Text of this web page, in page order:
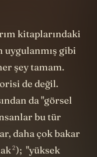
kitaplarındaki
gibi
şey tamam.
de değil.
da "görsel
bu tür
daha çok bakar
2); "yüksek